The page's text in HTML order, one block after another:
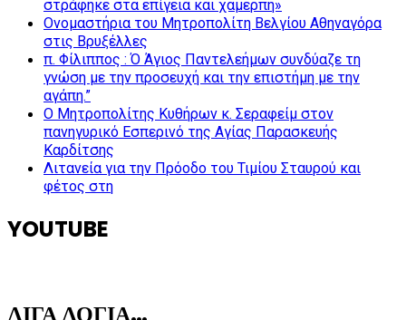
στράφηκε στα επίγεια και χαμερπή»
Ονομαστήρια του Μητροπολίτη Βελγίου Αθηναγόρα
στις Βρυξέλλες
π. Φίλιππος : Ό Άγιος Παντελεήμων συνδύαζε τη
γνώση με την προσευχή και την επιστήμη με την
αγάπη.”
Ο Μητροπολίτης Κυθήρων κ. Σεραφείμ στον
πανηγυρικό Εσπερινό της Αγίας Παρασκευής
Καρδίτσης
Λιτανεία για την Πρόοδο του Τιμίου Σταυρού και
φέτος στη
YOUTUBE
ΛΙΓΑ ΛΟΓΙΑ…